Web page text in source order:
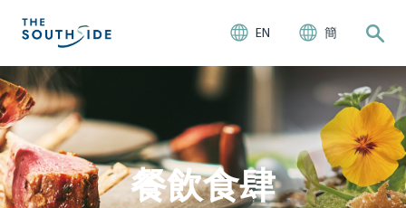
EN 簡
餐飲食肆